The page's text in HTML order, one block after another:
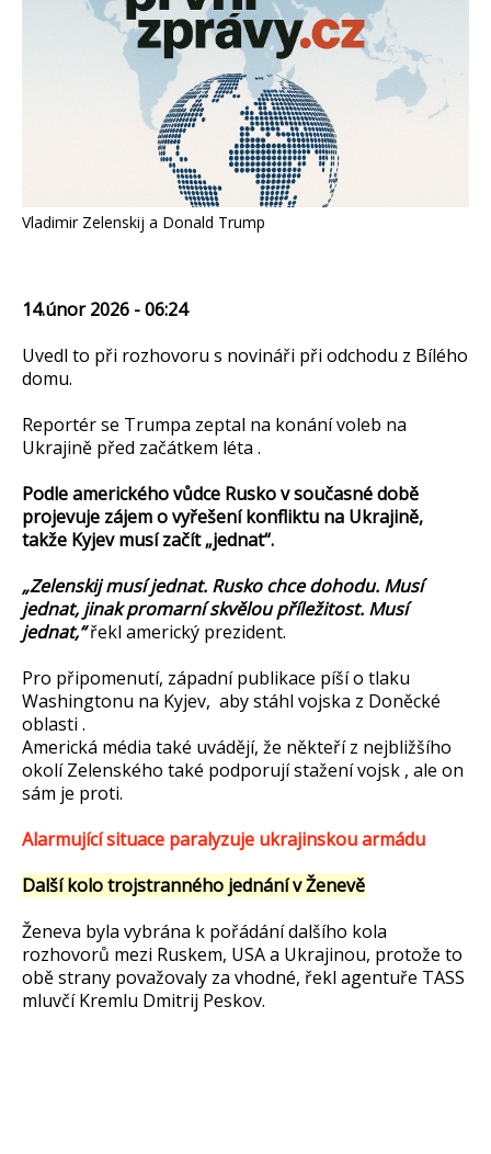
Vladimir Zelenskij a Donald Trump
14.únor 2026 - 06:24
Uvedl to při rozhovoru s novináři při odchodu z Bílého
domu.
Reportér se Trumpa zeptal na konání voleb na
Ukrajině před začátkem léta .
Podle amerického vůdce Rusko v současné době
projevuje zájem o vyřešení konfliktu na Ukrajině,
takže Kyjev musí začít „jednat“.
„Zelenskij musí jednat. Rusko chce dohodu. Musí
jednat, jinak promarní skvělou příležitost. Musí
jednat,“řekl americký prezident.
Pro připomenutí, západní publikace píší o tlaku
Washingtonu na Kyjev, aby stáhl vojska z Doněcké
oblasti .
Americká média také uvádějí, že někteří z nejbližšího
okolí Zelenského také podporují stažení vojsk , ale on
sám je proti.
Alarmující situace paralyzuje ukrajinskou armádu
Další kolo trojstranného jednání v Ženevě
Ženeva byla vybrána k pořádání dalšího kola
rozhovorů mezi Ruskem, USA a Ukrajinou, protože to
obě strany považovaly za vhodné, řekl agentuře TASS
mluvčí Kremlu Dmitrij Peskov.